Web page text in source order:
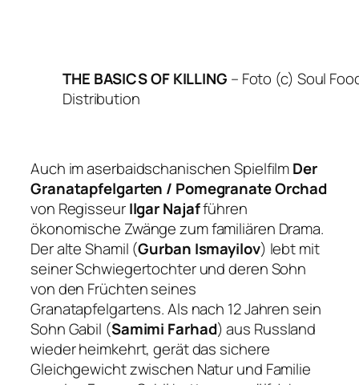
THE BASICS OF KILLING – Foto (c) Soul
Distribution
Auch im aserbaidschanischen SpielfilmDer
Granatapfelgarten / Pomegranate Orchad
von RegisseurIlgar Najafführen
ökonomische Zwänge zum familiären Drama.
Der alte Shamil (Gurban Ismayilov) lebt mit
seiner Schwiegertochter und deren Sohn
von den Früchten seines
Granatapfelgartens. Als nach 12 Jahren sein
Sohn Gabil (Samimi Farhad) aus Russland
wieder heimkehrt, gerät das sichere
Gleichgewicht zwischen Natur und Familie